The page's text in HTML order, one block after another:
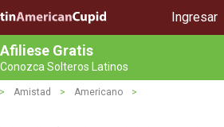
Ingresar
Afiliese Gratis
Conozca Solteros Latinos
> Amistad > Americano
>